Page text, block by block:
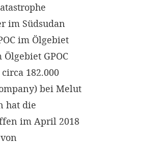
im Südsudan
im Ölgebiet
GPOC
182.000
bei Melut
hat die
im April 2018